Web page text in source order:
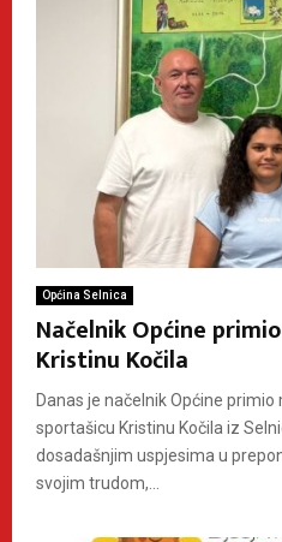
Općina Selnica
Načelnik Općine
Kristinu Kočila
Danas je načelnik Općine
sportašicu Kristinu Kočila iz
dosadašnjim uspjesima u
svojim trudom,...